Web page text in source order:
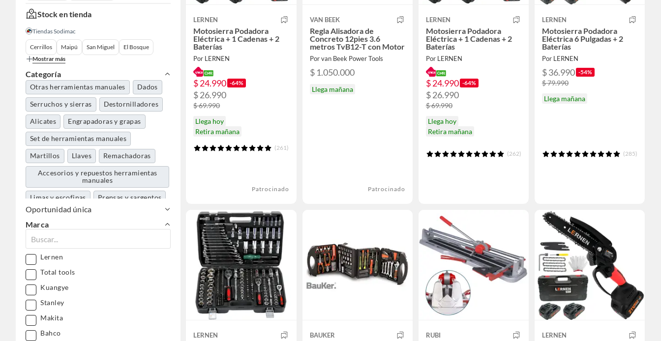
Stock en tienda
Tiendas Sodimac
Cerrillos Maipú San Miguel
El Bosque
Mostrar más
Categoría
Otras herramientas manuales Dados
Serruchos y sierras Destornilladores
Alicates Engrapadoras y grapas
Set de herramientas manuales
Martillos Llaves Remachadoras
Accesorios y repuestos herramientas
manuales
Limas y escofinas Prensas y sargentos
Tornillo de banco
Tijeras hojalateras Caimanes
Cortador de cerámica
Hojas y arcos de sierra
Abrasivos minerales
Combo y mazos
Cortatubos
Enroscador de tubos
Oportunidad única
Marca
Lernen
Total tools
Kuangye
Stanley
Makita
Bahco
LERNEN
Motosierra Podadora
Eléctrica + 1 Cadenas + 2
Baterías
Por LERNEN
$ 24.990 -64%
$ 26.990
$ 69.990
Llega hoy
Retira mañana
(261)
Patrocinado
VAN BEEK
Regla Alisadora de
Concreto 12pies 3.6
metros TvB12-T con Motor
Por van Beek Power Tools
$ 1.050.000
Llega mañana
Patrocinado
LERNEN
Motosierra Podadora
Eléctrica + 1 Cadenas + 2
Baterías
Por LERNEN
$ 24.990 -64%
$ 26.990
$ 69.990
Llega hoy
Retira mañana
(262)
LERNEN
Motosierra Podadora
Eléctrica 6 Pulgadas + 2
Baterías
Por LERNEN
$ 36.990 -54%
$ 79.990
Llega mañana
(285)
LERNEN BAUKER RUBI LERNEN